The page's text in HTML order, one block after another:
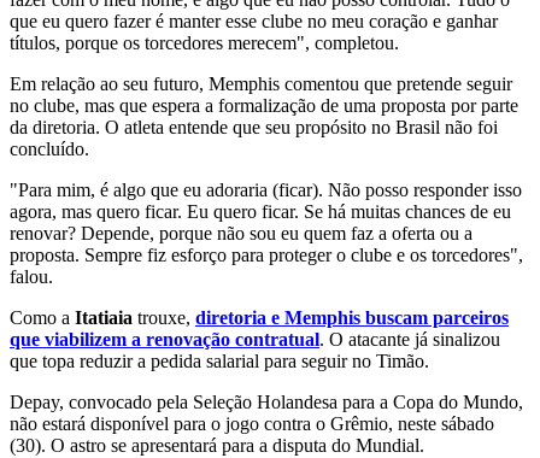
que eu quero fazer é manter esse clube no meu coração e ganhar
títulos, porque os torcedores merecem", completou.
Em relação ao seu futuro, Memphis comentou que pretende seguir
no clube, mas que espera a formalização de uma proposta por parte
da diretoria. O atleta entende que seu propósito no Brasil não foi
concluído.
"Para mim, é algo que eu adoraria (ficar). Não posso responder isso
agora, mas quero ficar. Eu quero ficar. Se há muitas chances de eu
renovar? Depende, porque não sou eu quem faz a oferta ou a
proposta. Sempre fiz esforço para proteger o clube e os torcedores",
falou.
Como a Itatiaia trouxe, diretoria e Memphis buscam parceiros
que viabilizem a renovação contratual. O atacante já sinalizou
que topa reduzir a pedida salarial para seguir no Timão.
Depay, convocado pela Seleção Holandesa para a Copa do Mundo,
não estará disponível para o jogo contra o Grêmio, neste sábado
(30). O astro se apresentará para a disputa do Mundial.